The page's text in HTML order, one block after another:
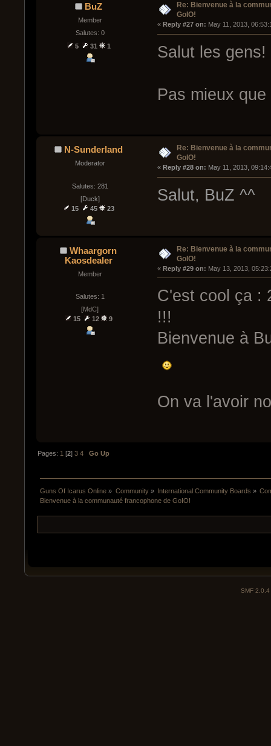
BuZ
Member
Salutes: 0
5
31 1
Re: Bienvenue à la
GoIO!
« Reply #27 on: May 11, 2013,
Salut les gens!
Pas mieux
N-Sunderland
Moderator
Salutes: 281
[Duck]
15
45 23
Re: Bienvenue à la
GoIO!
« Reply #28 on: May 11, 2013,
Salut, BuZ ^^
Whaargorn
Kaosdealer
Member
Salutes: 1
[MdC]
15
12 9
Re: Bienvenue à la
GoIO!
« Reply #29 on: May 13, 2013,
C'est cool ça :
!!!
Bienvenue à
On va l'avoir
Pages: 1 [2]3 4 Go Up
Guns Of Icarus Online » Community» International Community Boards »
Bienvenue à la communauté francophone de GoIO!
SMF 2.0.4